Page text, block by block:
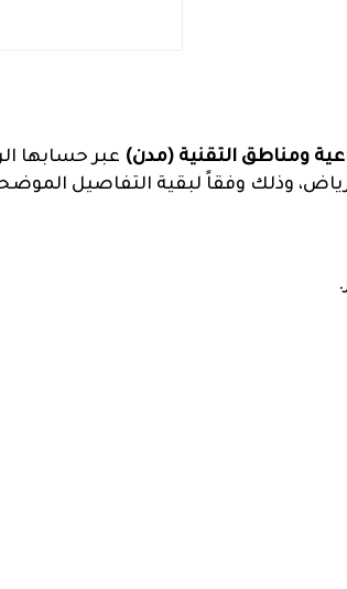
ومناطق التقنية (مدن)
وذلك وفقاً لبقية التفاصيل الموضحة